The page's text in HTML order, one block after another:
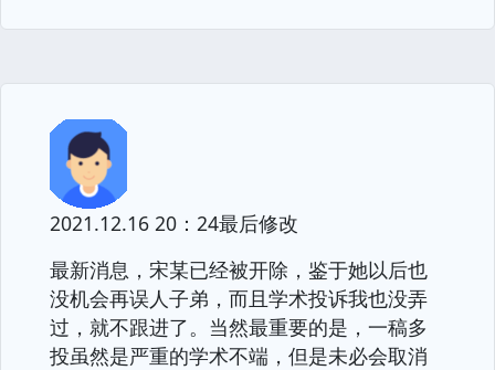
2021.12.16 20：24最后修改
最新消息，宋某已经被开除，鉴于她以后也
没机会再误人子弟，而且学术投诉我也没弄
过，就不跟进了。当然最重要的是，一稿多
投虽然是严重的学术不端，但是未必会取消